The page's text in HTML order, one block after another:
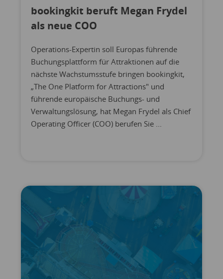
bookingkit beruft Megan Frydel
als neue COO
Operations-Expertin soll Europas führende
Buchungsplattform für Attraktionen auf die
nächste Wachstumsstufe bringen bookingkit,
„The One Platform for Attractions" und
führende europäische Buchungs- und
Verwaltungslösung, hat Megan Frydel als Chief
Operating Officer (COO) berufen Sie ...